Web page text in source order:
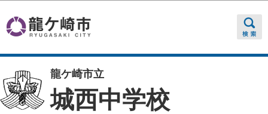
龍ケ崎市立
城西中学校